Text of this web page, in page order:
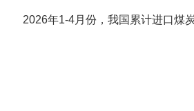
2026年1-4月份，我国累计进口煤